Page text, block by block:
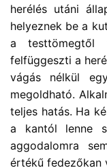
herélés utáni
helyeznek be a
a
felfüggeszti a
vágás nélkül
megoldható.
teljes hatás. Ha
a kantól lenne
aggodalomra
értékű fedezőkan